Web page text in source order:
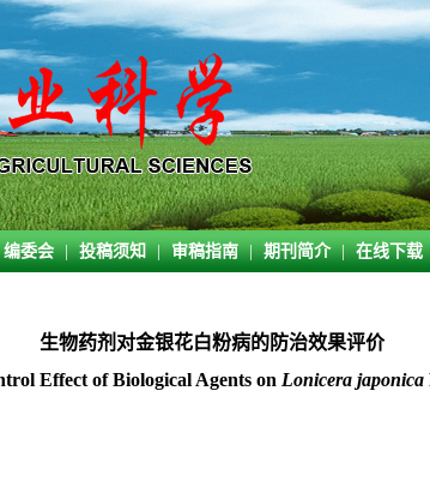
编委会 | 投稿须知 | 审稿指南 | 期刊简介 | 在线下载
生物药剂对金银花白粉病的防治效果评价
Effect of Biological Agents on Lonicera japonica